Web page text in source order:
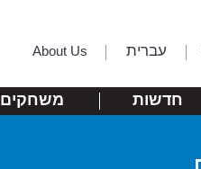
עברית About Us
חדשות משחקים